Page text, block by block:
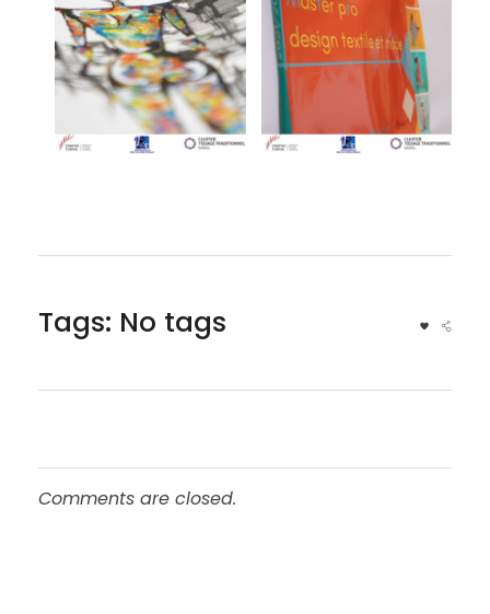
Tags: No tags
Comments are closed.